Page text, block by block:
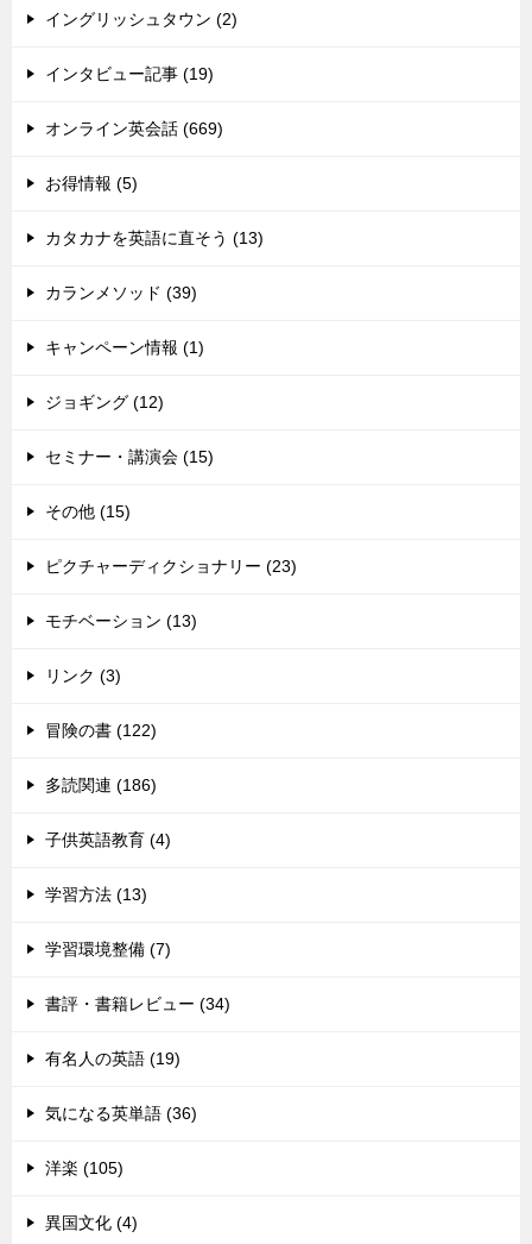
イングリッシュタウン (2)
インタビュー記事 (19)
オンライン英会話 (669)
お得情報 (5)
カタカナを英語に直そう (13)
カランメソッド (39)
キャンペーン情報 (1)
ジョギング (12)
セミナー・講演会 (15)
その他 (15)
ピクチャーディクショナリー (23)
モチベーション (13)
リンク (3)
冒険の書 (122)
多読関連 (186)
子供英語教育 (4)
学習方法 (13)
学習環境整備 (7)
書評・書籍レビュー (34)
有名人の英語 (19)
気になる英単語 (36)
洋楽 (105)
異国文化 (4)